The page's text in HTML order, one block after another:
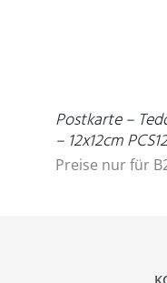
Postkarte –
– 12x12cm
Preise nur für